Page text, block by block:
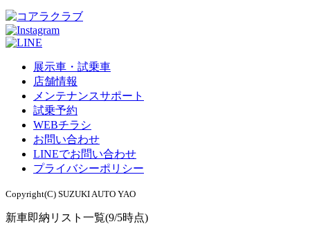
展示車・試乗車
店舗情報
メンテナンスサポート
試乗予約
WEBチラシ
お問い合わせ
LINEでお問い合わせ
プライバシーポリシー
Copyright(C) SUZUKI AUTO YAO
新車即納リスト一覧(9/5時点)